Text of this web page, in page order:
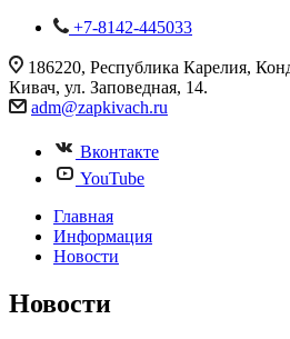
+7-8142-445033
186220, Республика Карелия,
Кивач, ул. Заповедная, 14.
adm@zapkivach.ru
Вконтакте
YouTube
Главная
Информация
Новости
Новости